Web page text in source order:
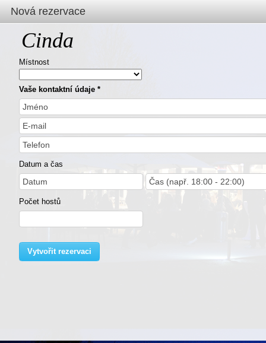
Nová rezervace
Cinda
Místnost
Vaše kontaktní údaje
Datum a čas
Počet hostů
Vytvořit rezervaci